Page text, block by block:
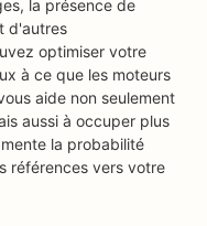
la présence de
d'autres
optimiser votre
à ce que les moteurs
aide non seulement
aussi à occuper plus
la probabilité
références vers votre